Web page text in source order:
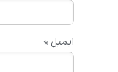
ایمیل *